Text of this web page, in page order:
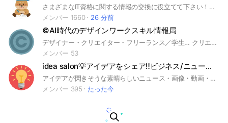
さまざまなIT資格に関する情報の交換に役立てて下さい！学習方法やおすすめの参考書など自由にIT系資格に関する疑問を解消しましょう。 #基本情報＃応用情報#ITパスポート #AWS#シスコ＃オラクル#情報処理安全確保支援士#RISS#ネットワークスペシャリスト#情報処理安全確保支援士試験 #基本情報技術者試験#セキュリティ#ネットワーク＃エンジニア#IT#データ#sier#web＃プログラミング#インターネット＃インフラ＃サイバーセキュリティ#クラウド＃転職#it業界＃就活＃第二新卒#python#java
メンバー 1660
26 分前
©️AI時代のデザインワークスキル情報局
デザイナー・クリエイター・フリーランス／学生… クリエイティブワークに関わる人なら誰でもOK！🎨 加速するAI時代、デザイナー・クリエイターに求められてくるスキルや役立つ最新情報をお届けしています。 デザイナー・イラストレーター・フォトグラファー・動画編集者・ライター… などなど、クリエイティブに関わるみんなが集まって悩みや疑問を共有したり、リラックスして本音を話してみたり。変化の時代のデザイン・クリエイティブワークに寄り添う、そんなみんなの居場所を作っていきましょう✨ #クリエイター #デザイナー #グラフィックデザイナー #Webデザイナー #イラストレーター #フォトグラファー #動画編集 #ライター etc.
メンバー 53
idea salon💡アイデアをシェア‼️ビジネス/ニュース/デザイン/IT/ベンチャー JEFTY
アイデアが閃きそうな素晴らしいニュース・画像・動画・記事などをシェアしましょう💡✨ スパム行為や過度な宣伝は禁止です⚠️
メンバー 395
たった今